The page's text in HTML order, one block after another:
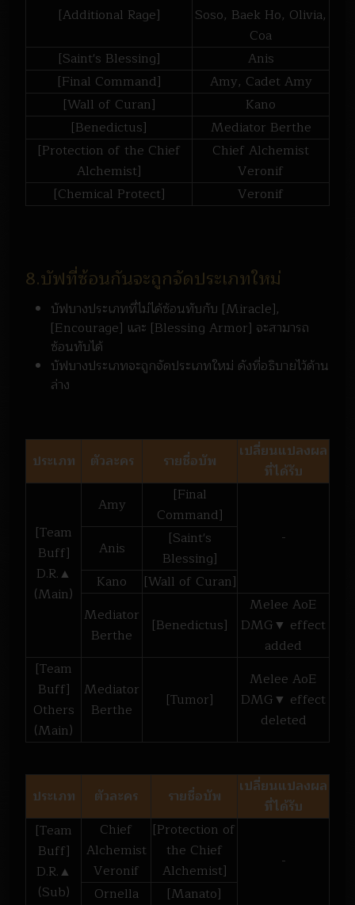
[Additional Rage]
Soso, Baek Ho, Olivia,
Coa
[Saint's Blessing]
Anis
[Final Command]
Amy, Cadet Amy
[Wall of Curan]
Kano
[Benedictus]
Mediator Berthe
[Protection of the Chief
Alchemist]
Chief Alchemist
Veronif
[Chemical Protect]
Veronif
8.บัฟที่ซ้อนกันจะถูกจัดประเภทใหม่
บัฟบางประเภทที่ไม่ได้ซ้อนทับกับ [Miracle],
[Encourage] และ [Blessing Armor] จะสามารถ
ซ้อนทับได้
บัฟบางประเภทจะถูกจัดประเภทใหม่ ดังที่อธิบายไว้ด้าน
ล่าง
ประเภท ตัวละคร รายชื่อบัพ
เปลี่ยนแปลงผล
ที่ได้รับ
[Team
Buff]
D.R.▲
(Main)
Amy
[Final
Command]
-
Anis
[Saint's
Blessing]
Kano
[Wall of Curan]
Mediator
Berthe
[Benedictus]
Melee AoE
DMG▼ effect
added
[Team
Buff]
Others
(Main)
Mediator
Berthe
[Tumor]
Melee AoE
DMG▼ effect
deleted
ประเภท ตัวละคร รายชื่อบัพ
เปลี่ยนแปลงผล
ที่ได้รับ
[Team
Buff]
D.R.▲
(Sub)
Chief
Alchemist
Veronif
[Protection of
the Chief
Alchemist]
-
Ornella
[Manato]